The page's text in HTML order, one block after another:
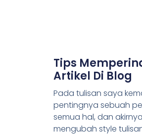
Tips
Artikel Di Blog
Pada tulisan saya
pentingnya sebuah
semua hal, dan
mengubah style